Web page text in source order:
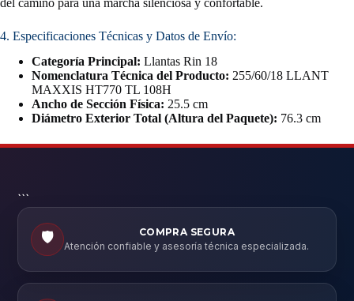
4. Especificaciones Técnicas y Datos de Envío:
Categoría Principal: Llantas Rin 18
Nomenclatura Técnica del Producto: 255/60/18 LLANT
MAXXIS HT770 TL 108H
Ancho de Sección Física: 25.5 cm
Diámetro Exterior Total (Altura del Paquete): 76.3 cm
```
🛡️
COMPRA SEGURA
Atención confiable y asesoría técnica especializada.